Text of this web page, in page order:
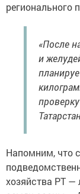
регионального
«После
и
Напомним, что
хозяйства РТ —